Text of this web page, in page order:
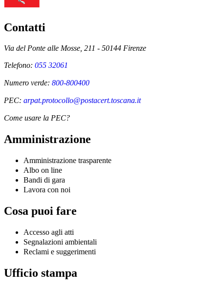
Contatti
Via del Ponte alle Mosse, 211 - 50144 Firenze
Telefono: 055 32061
Numero verde: 800-800400
PEC: arpat.protocollo@postacert.toscana.it
Come usare la PEC?
Amministrazione
Amministrazione trasparente
Albo on line
Bandi di gara
Lavora con noi
Cosa puoi fare
Accesso agli atti
Segnalazioni ambientali
Reclami e suggerimenti
Ufficio stampa